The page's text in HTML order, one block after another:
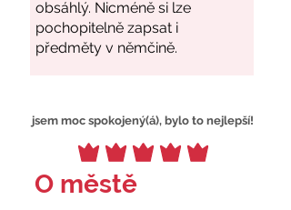
jsem moc spokojený(á), bylo to nejlepší!
O městě